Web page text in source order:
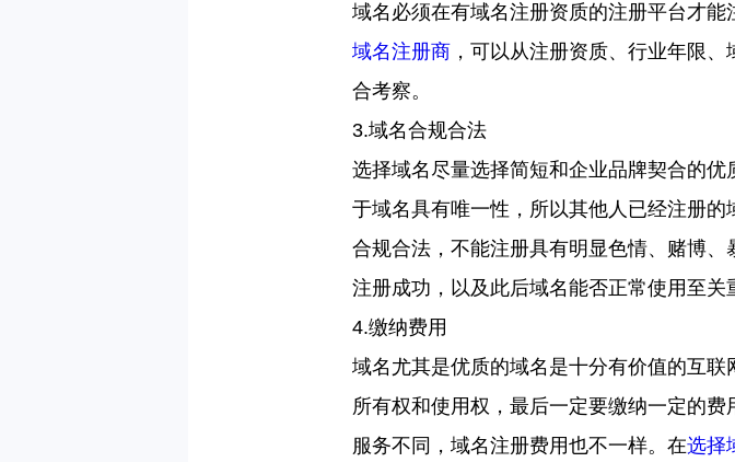
域名必须在有域名注册资质的注册平台才
域名注册商 ，可以从注册资质、行业年限
合考察。
3.域名合规合法
选择域名尽量选择简短和企业品牌契合的
于域名具有唯一性，所以其他人已经注册
合规合法，不能注册具有明显色情、赌博
注册成功，以及此后域名能否正常使用至关
4.缴纳费用
域名尤其是优质的域名是十分有价值的互
所有权和使用权，最后一定要缴纳一定的
服务不同，域名注册费用也不一样。在选择